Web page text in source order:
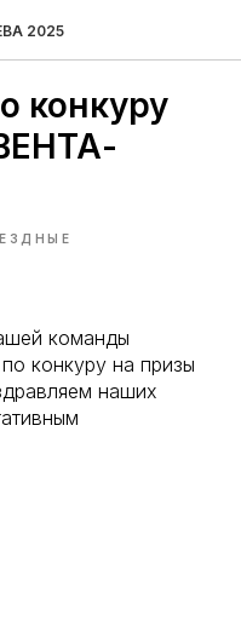
2025
конкуру
команды
конкуру на призы
наших